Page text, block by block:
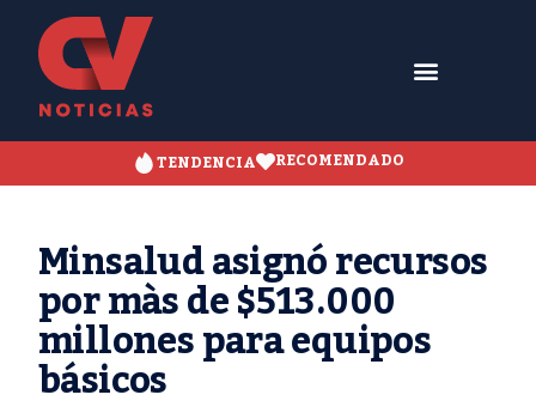
TENDENCIA RECOMENDADO
Minsalud asignó recursos
por màs de $513.000
millones para equipos
básicos